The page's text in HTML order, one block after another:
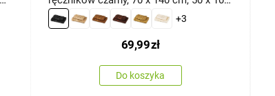
cm
+3
69,99zł
Do koszyka